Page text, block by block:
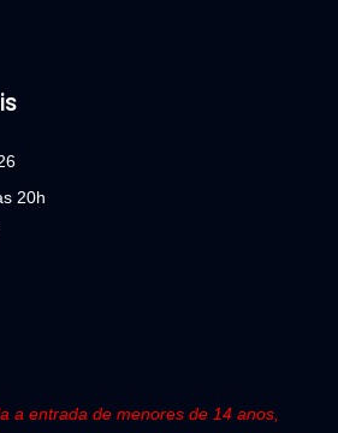
20h
a entrada de menores de 14 anos,